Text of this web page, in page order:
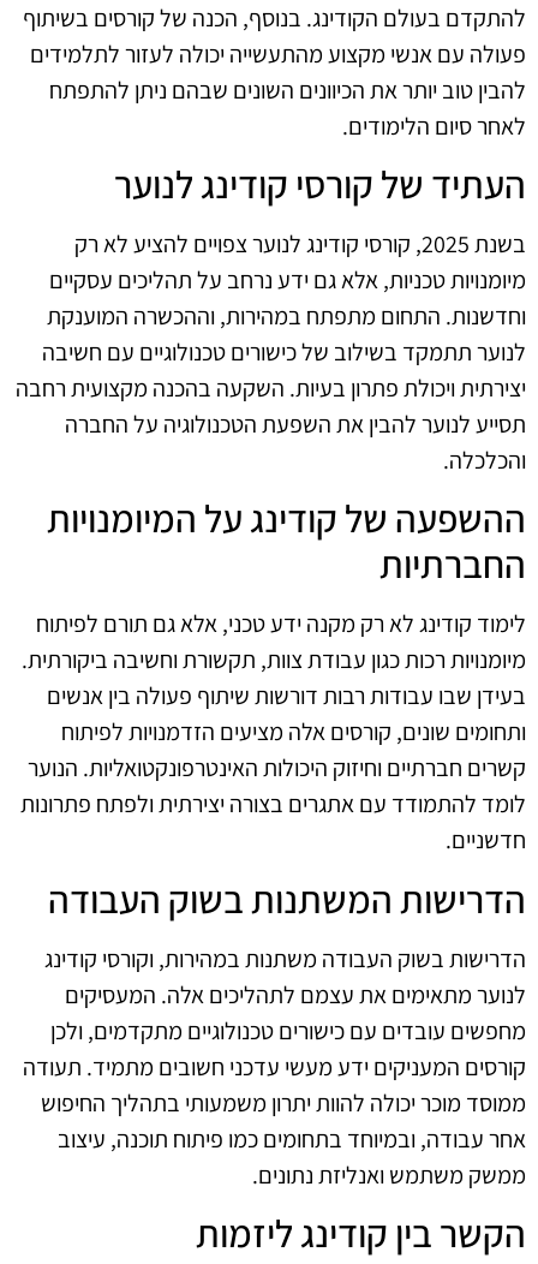
להתקדם בעולם הקודינג. בנוסף, הכנה של קורסים בשיתוף
פעולה עם אנשי מקצוע מהתעשייה יכולה לעזור לתלמידים
להבין טוב יותר את הכיוונים השונים שבהם ניתן להתפתח
לאחר סיום הלימודים.
העתיד של קורסי קודינג לנוער
בשנת 2025, קורסי קודינג לנוער צפויים להציע לא רק
מיומנויות טכניות, אלא גם ידע נרחב על תהליכים עסקיים
וחדשנות. התחום מתפתח במהירות, וההכשרה המוענקת
לנוער תתמקד בשילוב של כישורים טכנולוגיים עם חשיבה
יצירתית ויכולת פתרון בעיות. השקעה בהכנה מקצועית רחבה
תסייע לנוער להבין את השפעת הטכנולוגיה על החברה
והכלכלה.
ההשפעה של קודינג על המיומנויות
החברתיות
לימוד קודינג לא רק מקנה ידע טכני, אלא גם תורם לפיתוח
מיומנויות רכות כגון עבודת צוות, תקשורת וחשיבה ביקורתית.
בעידן שבו עבודות רבות דורשות שיתוף פעולה בין אנשים
ותחומים שונים, קורסים אלה מציעים הזדמנויות לפיתוח
קשרים חברתיים וחיזוק היכולות האינטרפונקטואליות. הנוער
לומד להתמודד עם אתגרים בצורה יצירתית ולפתח פתרונות
חדשניים.
הדרישות המשתנות בשוק העבודה
הדרישות בשוק העבודה משתנות במהירות, וקורסי קודינג
לנוער מתאימים את עצמם לתהליכים אלה. המעסיקים
מחפשים עובדים עם כישורים טכנולוגיים מתקדמים, ולכן
קורסים המעניקים ידע מעשי עדכני חשובים מתמיד. תעודה
ממוסד מוכר יכולה להוות יתרון משמעותי בתהליך החיפוש
אחר עבודה, ובמיוחד בתחומים כמו פיתוח תוכנה, עיצוב
ממשק משתמש ואנליזת נתונים.
הקשר בין קודינג ליזמות